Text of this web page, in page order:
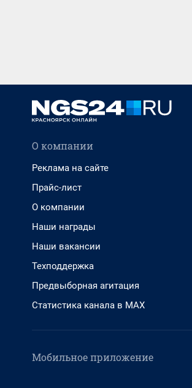
О компании
Реклама на сайте
Прайс-лист
О компании
Наши награды
Наши вакансии
Техподдержка
Предвыборная агитация
Статистика канала в MAX
Мобильное приложение